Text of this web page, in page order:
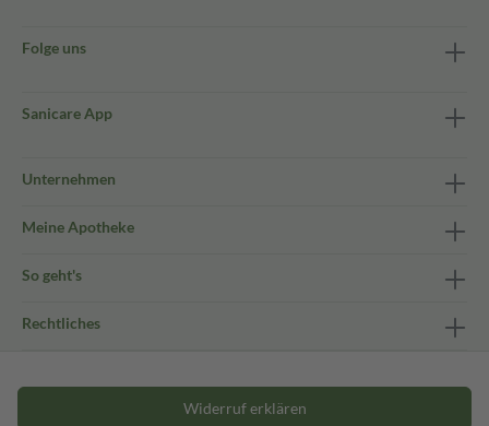
Folge uns
Sanicare App
Unternehmen
Meine Apotheke
So geht's
Rechtliches
Widerruf erklären